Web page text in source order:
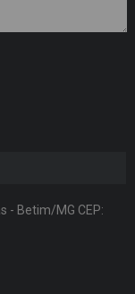
- Betim/MG CEP: